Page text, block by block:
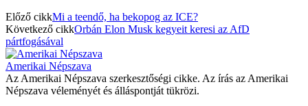
Előző cikkMi a teendő, ha bekopog az ICE?
Következő cikkOrbán Elon Musk kegyeit keresi az AfD
pártfogásával
Amerikai Népszava
Az Amerikai Népszava szerkesztőségi cikke. Az írás az Amerikai
Népszava véleményét és álláspontját tükrözi.